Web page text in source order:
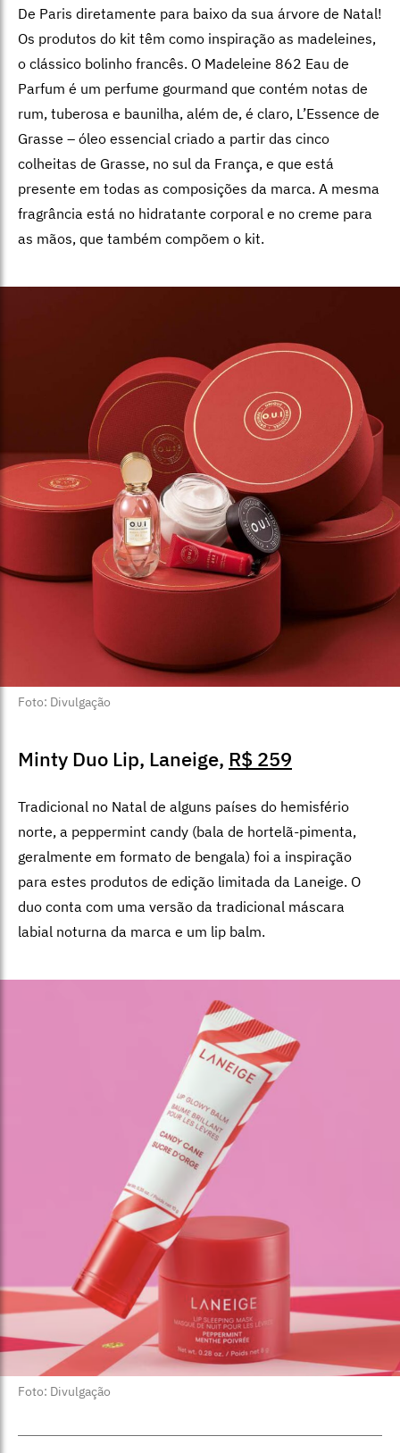
De Paris diretamente para baixo da sua árvore de Natal!
Os produtos do kit têm como inspiração as madeleines,
o clássico bolinho francês. O Madeleine 862 Eau de
Parfum é um perfume gourmand que contém notas de
rum, tuberosa e baunilha, além de, é claro, L’Essence de
Grasse – óleo essencial criado a partir das cinco
colheitas de Grasse, no sul da França, e que está
presente em todas as composições da marca. A mesma
fragrância está no hidratante corporal e no creme para
as mãos, que também compõem o kit.
Foto: Divulgação
Minty Duo Lip, Laneige, R$ 259
Tradicional no Natal de alguns países do hemisfério
norte, a peppermint candy (bala de hortelã-pimenta,
geralmente em formato de bengala) foi a inspiração
para estes produtos de edição limitada da Laneige. O
duo conta com uma versão da tradicional máscara
labial noturna da marca e um lip balm.
Foto: Divulgação